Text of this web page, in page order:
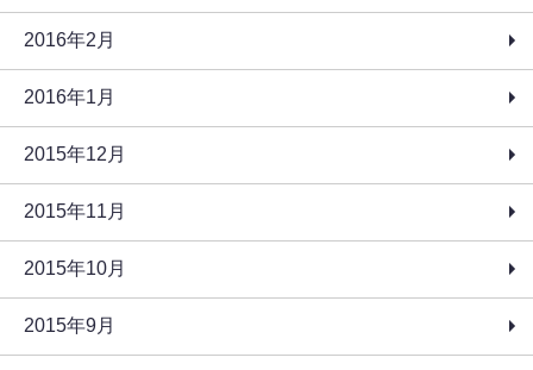
2016年2月
2016年1月
2015年12月
2015年11月
2015年10月
2015年9月